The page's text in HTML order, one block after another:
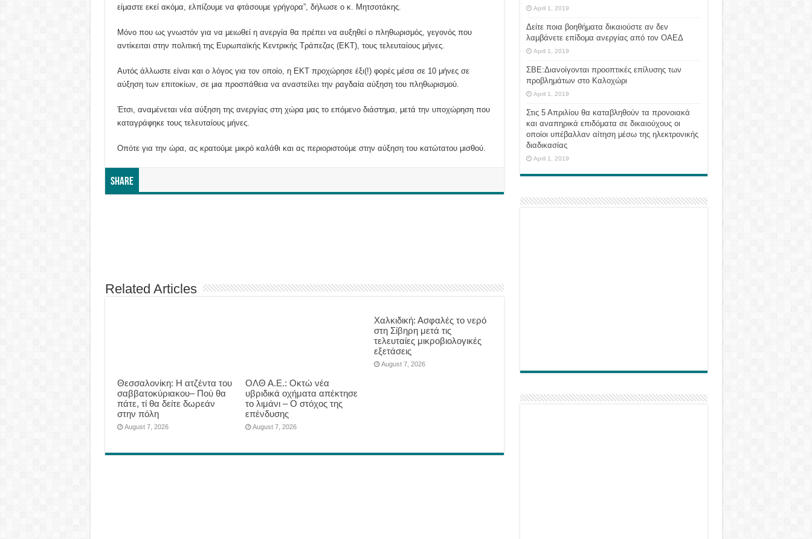
είμαστε εκεί ακόμα, ελπίζουμε να φτάσουμε γρήγορα”, δήλωσε ο κ. Μητσοτάκης.
Μόνο που ως γνωστόν για να μειωθεί η ανεργία θα πρέπει να αυξηθεί ο πληθωρισμός, γεγονός που
αντίκειται στην πολιτική της Ευρωπαϊκής Κεντρικής Τράπεζας (ΕΚΤ), τους τελευταίους μήνες.
Αυτός άλλωστε είναι και ο λόγος για τον οποίο, η ΕΚΤ προχώρησε έξι(!) φορές μέσα σε 10 μήνες σε
αύξηση των επιτοκίων, σε μια προσπάθεια να αναστείλει την ραγδαία αύξηση του πληθωρισμού.
Έτσι, αναμένεται νέα αύξηση της ανεργίας στη χώρα μας το επόμενο διάστημα, μετά την υποχώρηση που
καταγράφηκε τους τελευταίους μήνες.
Οπότε για την ώρα, ας κρατούμε μικρό καλάθι και ας περιοριστούμε στην αύξηση του κατώτατου μισθού.
Share
Related Articles
Θεσσαλονίκη: Η ατζέντα του
σαββατοκύριακου– Πού θα
πάτε, τί θα δείτε δωρεάν
στην πόλη
August 7, 2026
ΟΛΘ Α.Ε.: Οκτώ νέα
υβριδικά οχήματα απέκτησε
το λιμάνι – Ο στόχος της
επένδυσης
August 7, 2026
Χαλκιδική: Ασφαλές το νερό
στη Σίβηρη μετά τις
τελευταίες μικροβιολογικές
εξετάσεις
August 7, 2026
April 1, 2019
Δείτε ποια βοηθήματα δικαιούστε αν δεν
λαμβάνετε επίδομα ανεργίας από τον ΟΑΕΔ
April 1, 2019
ΣΒΕ:Διανοίγονται προοπτικές επίλυσης των
προβλημάτων στο Καλοχώρι
April 1, 2019
Στις 5 Απριλίου θα καταβληθούν τα προνοιακά
και αναπηρικά επιδόματα σε δικαιούχους οι
οποίοι υπέβαλλαν αίτηση μέσω της ηλεκτρονικής
διαδικασίας
April 1, 2019